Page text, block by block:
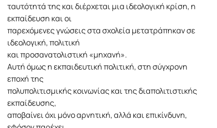
ταυτότητά της και διέρχεται μια ιδεολογική κρίση, η
εκπαίδευση και οι
παρεχόμενες γνώσεις στα σχολεία μετατράπηκαν σε
ιδεολογική, πολιτική
και προσανατολιστική «μηχανή».
Αυτή όμως η εκπαιδευτική πολιτική, στη σύγχρονη
εποχή της
πολυπολιτισμικής κοινωνίας και της διαπολιτιστικής
εκπαίδευσης,
αποβαίνει όχι μόνο αρνητική, αλλά και επικίνδυνη,